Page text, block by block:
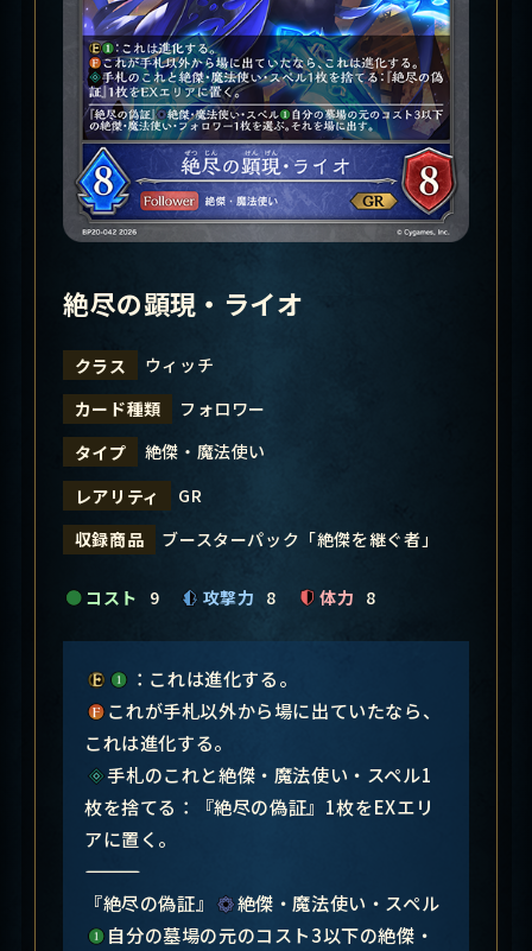
絶尽の顕現・ライオ
クラス
ウィッチ
カード種類
フォロワー
タイプ
絶傑・魔法使い
レアリティ
GR
収録商品
ブースターパック「絶傑を継ぐ者」
コスト 9 攻撃力 8 体力 8
：これは進化する。
これが手札以外から場に出ていたなら、
これは進化する。
手札のこれと絶傑・魔法使い・スペル1
枚を捨てる：『絶尽の偽証』1枚をEXエリ
アに置く。
―――――――――――――――
『絶尽の偽証』
絶傑・魔法使い・スペル
自分の墓場の元のコスト3以下の絶傑・